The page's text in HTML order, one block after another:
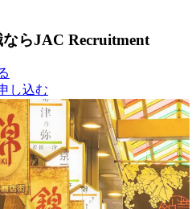
らJAC Recruitment
し込む